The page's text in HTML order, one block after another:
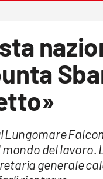
Lungomare
del lavoro.
generale